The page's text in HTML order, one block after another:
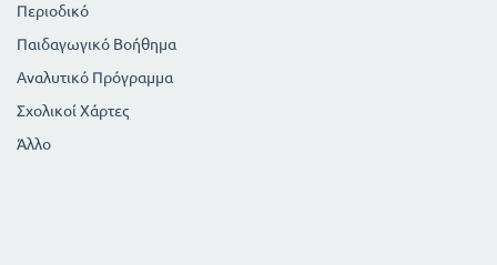
Περιοδικό
Παιδαγωγικό Βοήθημα
Αναλυτικό Πρόγραμμα
Σχολικοί Χάρτες
Άλλο